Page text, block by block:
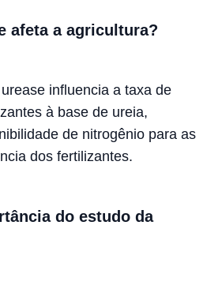
afeta a agricultura?
influencia a taxa de
à base de ureia,
de nitrogênio para as
dos fertilizantes.
do estudo da